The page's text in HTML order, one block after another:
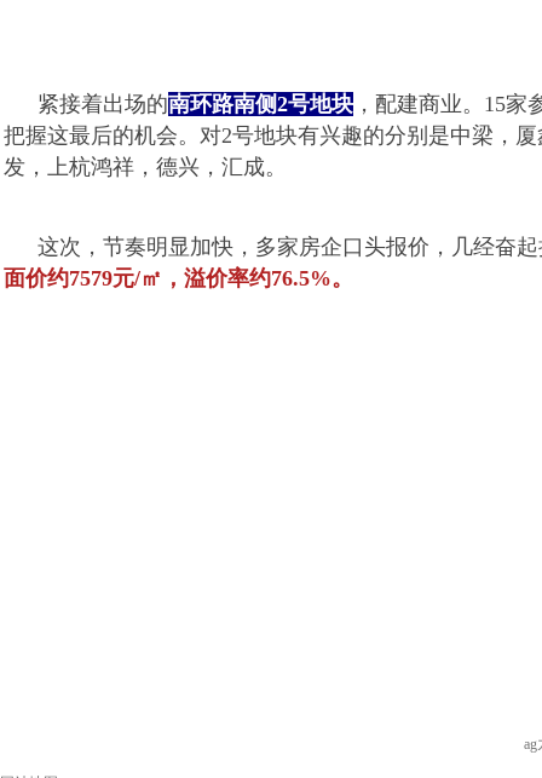
紧接着出场的南环路南侧2号地块 ，配建商业。15
把握这最后的机会。对2号地块有兴趣的分别是中梁，
发，上杭鸿祥，德兴，汇成。
这次，节奏明显加快，多家房企口头报价，几经奋
面价约7579元/㎡，溢价率约76.5%。